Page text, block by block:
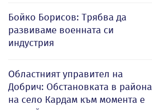
Бойко Борисов: Трябва да
развиваме военната си
индустрия
Oбластният управител на
Добрич: Обстановката в района
на село Кардам към момента е